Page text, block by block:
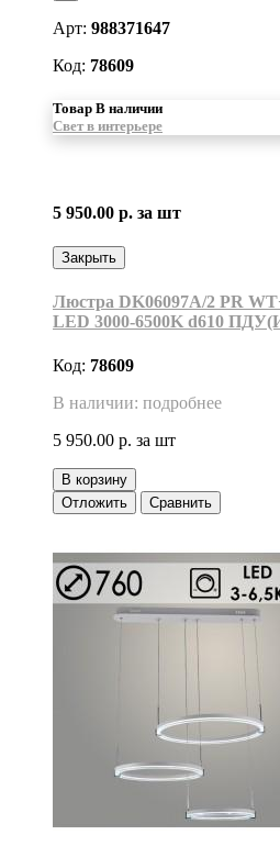
Арт: 988371647
Код: 78609
Товар В наличии
Свет в интерьере
5 950.00 р. за шт
Закрыть
Люстра DK06097A/2 PR
LED 3000-6500K d610
Код: 78609
В наличии: подробнее
5 950.00 р. за шт
В корзину
Отложить
Сравнить